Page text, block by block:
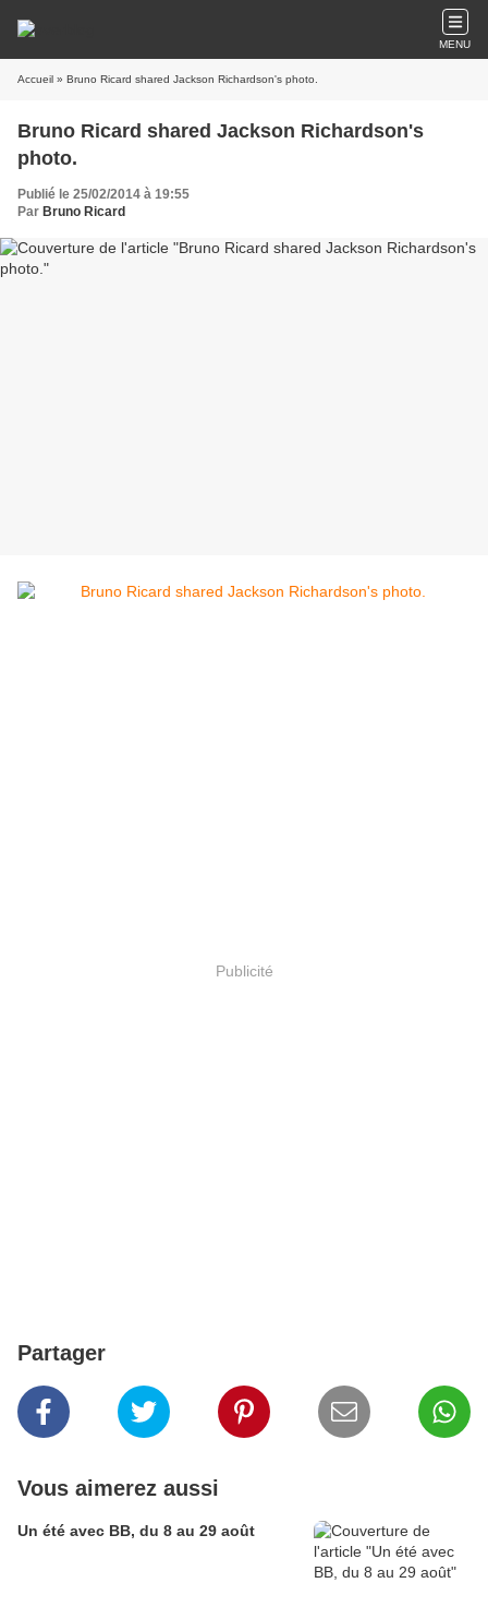
MENU
Accueil » Bruno Ricard shared Jackson Richardson's photo.
Bruno Ricard shared Jackson Richardson's
photo.
Publié le 25/02/2014 à 19:55
Par Bruno Ricard
Publicité
Partager
Vous aimerez aussi
Un été avec BB, du 8 au 29 août